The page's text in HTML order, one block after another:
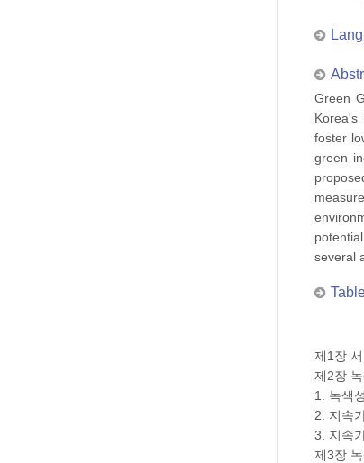
Green
Korea's
foster
green
several
제1장
제2장
1. 녹색
2. 지속
3. 지속
제3장